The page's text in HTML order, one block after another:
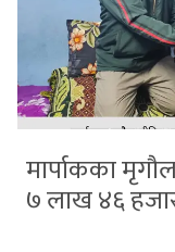
मार्पाकका
७ लाख ४६